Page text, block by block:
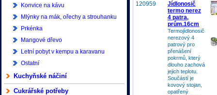
Konvice na kávu
Mlýnky na mák, ořechy a strouhanku
Prkénka
Mangové dřevo
Letní pobyt v kempu a karavanu
Ostatní
Kuchyňské náčiní
Cukrářské potřeby
120959
Jídlonosič
termo nerez
4 patra,
prům.16cm
Termojídlonosič
nerezový 4
patrový pro
přenášení
pokrmů, který
dlouho zachová
jejich teplotu.
Součástí je
kovový stojan,
opatřený